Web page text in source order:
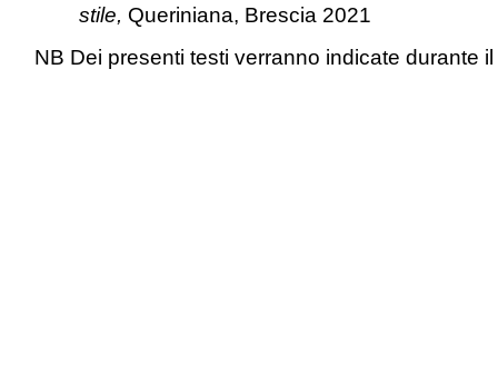
stile, Queriniana, Brescia 2021
NB Dei presenti testi verranno indicate durante